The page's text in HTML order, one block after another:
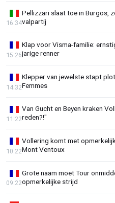
Pellizzari slaat toe in Burgos,
valpartij
16:34
Klap voor Visma-familie:
jarige renner
15:26
Klepper van jewelste stapt
Femmes
14:32
Van Gucht en Beyen kraken
reden?!"
11:22
Vollering komt met
Mont Ventoux
10:22
Grote naam moet Tour
opmerkelijke strijd
09:22